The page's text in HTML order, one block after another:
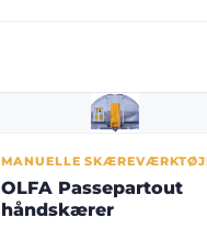
MANUELLE
OLFA Passepartout
håndskærer